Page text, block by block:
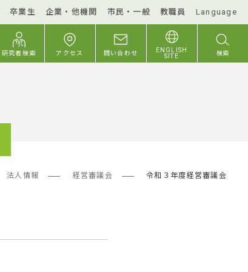
卒業生 企業・他機関 市民・一般 教職員 Language
研究者検索 アクセス 問い合わせ
ENGLISH
SITE
検索
法人情報 経営審議会 令和３年度経営審議会